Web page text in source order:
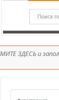
ЗДЕСЬ и